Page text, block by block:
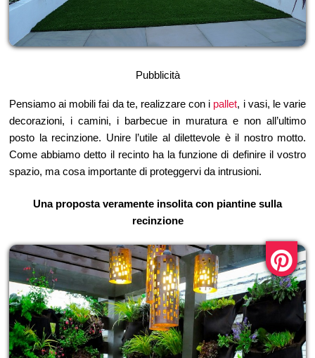
Pubblicità
Pensiamo ai mobili fai da te, realizzare con i pallet, i vasi, le varie
decorazioni, i camini, i barbecue in muratura e non all’ultimo
posto la recinzione. Unire l’utile al dilettevole è il nostro motto.
Come abbiamo detto il recinto ha la funzione di definire il vostro
spazio, ma cosa importante di proteggervi da intrusioni.
Una proposta veramente insolita con piantine sulla
recinzione